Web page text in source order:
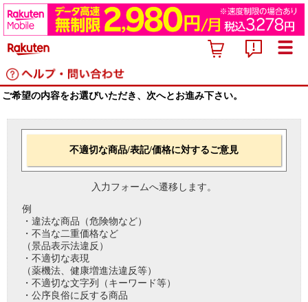
ご希望の内容をお選びいただき、次へとお進み下さい。
不適切な商品/表記/価格に対するご意見
入力フォームへ遷移します。
例
・違法な商品（危険物など）
・不当な二重価格など
（景品表示法違反）
・不適切な表現
（薬機法、健康増進法違反等）
・不適切な文字列（キーワード等）
・公序良俗に反する商品